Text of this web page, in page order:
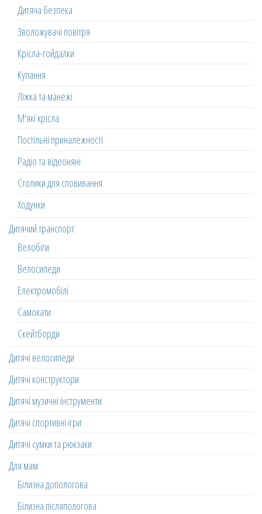
Дитяча безпека
Зволожувачі повітря
Крісла-гойдалки
Купання
Ліжка та манежі
М'які крісла
Постільні приналежності
Радіо та відеоняні
Столики для сповивання
Ходунки
Дитячий транспорт
Велобіги
Велосипеди
Електромобілі
Самокати
Скейтборди
Дитячі велосипеди
Дитячі конструктори
Дитячі музичні інструменти
Дитячі спортивні ігри
Дитячі сумки та рюкзаки
Для мам
Білизна допологова
Білизна післяпологова